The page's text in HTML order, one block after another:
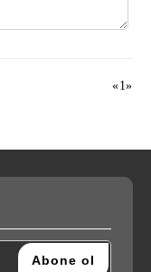
«1»